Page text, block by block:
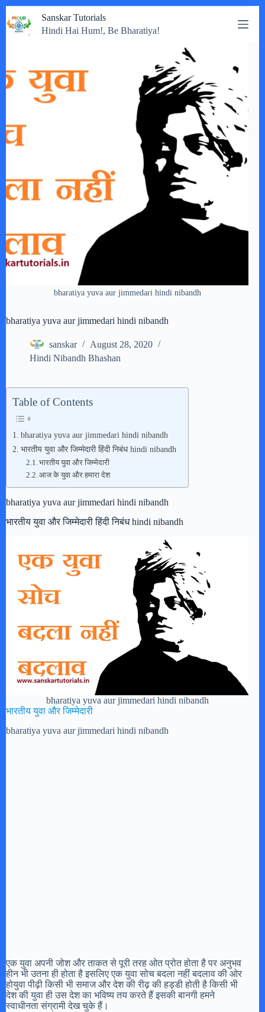
to
content
Sanskar Tutorials
Hindi Hai Hum!, Be Bharatiya!
bharatiya yuva aur jimmedari hindi nibandh
bharatiya yuva aur jimmedari hindi nibandh
sanskar
August 28, 2020
Hindi Nibandh Bhashan
Table of Contents
bharatiya yuva aur jimmedari hindi nibandh
भारतीय युवा और जिम्मेदारी हिंदी निबंध hindi nibandh
भारतीय युवा और जिम्मेदारी
आज के युवा और हमारा देश
bharatiya yuva aur jimmedari hindi nibandh
भारतीय युवा और जिम्मेदारी हिंदी निबंध hindi nibandh
bharatiya yuva aur jimmedari hindi nibandh
भारतीय युवा और जिम्मेदारी
bharatiya yuva aur jimmedari hindi nibandh
एक युवा अपनी जोश और ताकत से पूरी तरह ओत प्रोत होता है पर अनुभव
हीन भी उतना ही होता है इसलिए एक युवा सोच बदला नहीं बदलाव की ओर
होयुवा पीढ़ी किसी भी समाज और देश की रीढ़ की हड्डी होती है किसी भी
देश की युवा ही उस देश का भविष्य तय करते हैं इसकी बानगी हमने
स्वाधीनता संग्रामी देख चुके हैं।